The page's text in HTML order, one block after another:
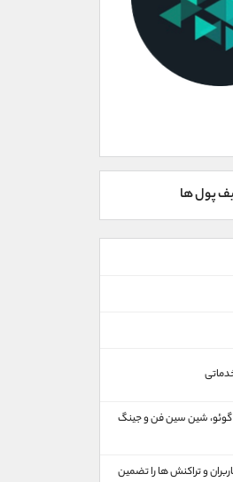
پول ها
گوئو، شین‌ سین فن و جینگ
و تراکنش ها را تضمین